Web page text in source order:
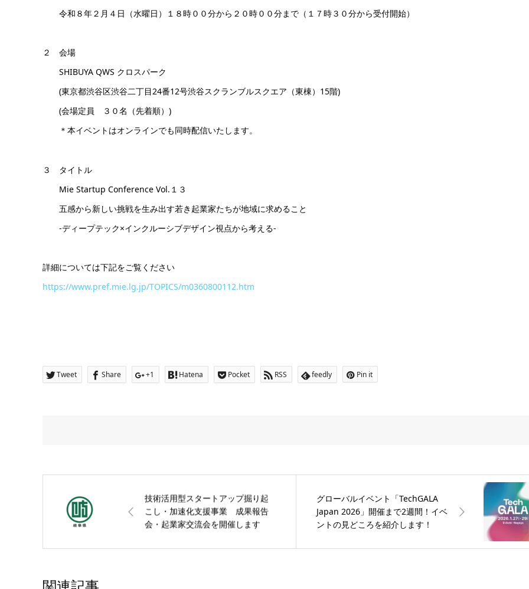
令和８年２月４日（水曜日）１８時００分から２０時００分まで（１７時３０分から受付開始）
２ 会場
SHIBUYA QWS クロスパーク
(東京都渋谷区渋谷二丁目24番12号渋谷スクランブルスクエア（東棟）15階)
(会場定員 ３０名（先着順）)
＊本イベントはオンラインでも同時配信いたします。
３ タイトル
Mie Startup Conference Vol.１３
五感から新しい挑戦を生み出す若き起業家たちが地域に求めること
-ディープテック×インクルーシブデザイン視点から考える-
詳細については下記をご覧ください
https://www.pref.mie.lg.jp/TOPICS/m0360800112.htm
Tweet Share +1 Hatena Pocket RSS feedly Pin it
技術活用型スタートアップ掘り起
こし・加速化支援事業 成果報告
会・起業家交流会を開催します
グローバルイベント「TechGALA
Japan 2026」開催まで2週間！イベ
ントの見どころを紹介します！